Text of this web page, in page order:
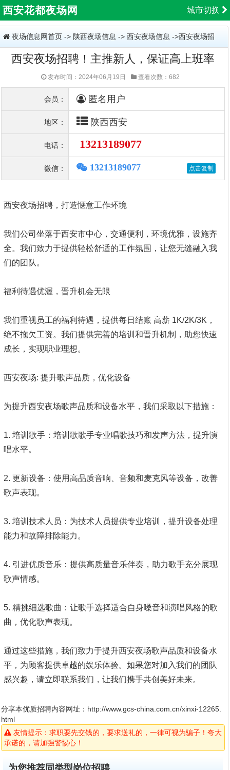
城市切换
西安花都夜场网
夜场信息网首页 -> 陕西夜场信息 -> 西安夜场信息 ->西安夜场招
聘！主推新人，保证高上班率
西安夜场招聘！主推新人，保证高上班率
发布时间：2024年06月19日 查看次数：682
会员： 匿名用户
地区： 陕西西安
电话： 13213189077
微信： 13213189077
西安夜场招聘，打造惬意工作环境
我们公司坐落于西安市中心，交通便利，环境优雅，设施齐
全。我们致力于提供轻松舒适的工作氛围，让您无缝融入我
们的团队。
福利待遇优渥，晋升机会无限
我们重视员工的福利待遇，提供每日结账 高薪 1K/2K/3K，
绝不拖欠工资。我们提供完善的培训和晋升机制，助您快速
成长，实现职业理想。
西安夜场: 提升歌声品质，优化设备
为提升西安夜场歌声品质和设备水平，我们采取以下措施：
1. 培训歌手：培训歌歌手专业唱歌技巧和发声方法，提升演
唱水平。
2. 更新设备：使用高品质音响、音频和麦克风等设备，改善
歌声表现。
3. 培训技术人员：为技术人员提供专业培训，提升设备处理
能力和故障排除能力。
4. 引进优质音乐：提供高质量音乐伴奏，助力歌手充分展现
歌声情感。
5. 精挑细选歌曲：让歌手选择适合自身嗓音和演唱风格的歌
曲，优化歌声表现。
通过这些措施，我们致力于提升西安夜场歌声品质和设备水
平，为顾客提供卓越的娱乐体验。如果您对加入我们的团队
感兴趣，请立即联系我们，让我们携手共创美好未来。
分享本优质招聘内容网址： http://www.gcs-china.com.cn/xinxi-12265.
html
友情提示：求职要先交钱的，要求送礼的，一律可视为骗子！夸大
承诺的，请加强警惕心！
为您推荐同类型岗位招聘